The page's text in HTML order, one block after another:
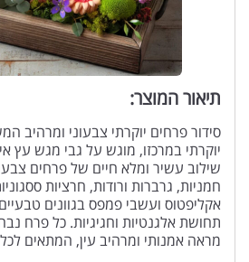
תיאור המוצר:
סידור פרחים יוקרתי צבעוני ומרהיב
יוקרתי במרכזו, מוגש על גבי מגש עץ
שילוב עשיר ומלא חיים של פרחים
חמניות, גרברות ורודות, חרציות
אקליפטוס ועשבי פמפס בגוונים
תחושת אלגנטיות וחגיגיות. כל פרח
מראה אמנותי ומרהיב עין, המתאים לכל